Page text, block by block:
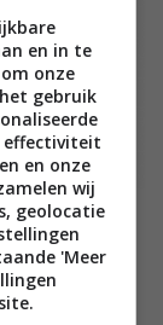
een vijftal
IPA, een
Wit en een
hoef je zelf
en in te
onze
gebruik
effectiviteit
en onze
wij
geolocatie
'Meer